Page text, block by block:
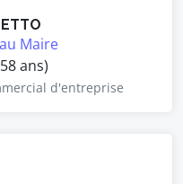
Maire
ans)
d'entreprise